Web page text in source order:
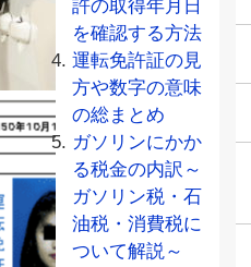
許の取得年月日
を確認する方法
運転免許証の見
方や数字の意味
の総まとめ
ガソリンにかか
る税金の内訳～
ガソリン税・石
油税・消費税に
ついて解説～